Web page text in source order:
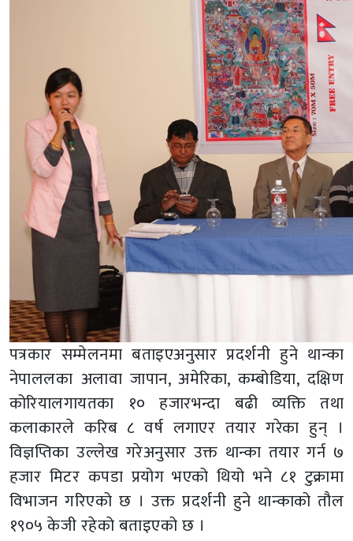
पत्रकार सम्मेलनमा बताइएअनुसार प्रदर्शनी हुने थान्का
नेपाललका अलावा जापान, अमेरिका, कम्बोडिया, दक्षिण
कोरियालगायतका १० हजारभन्दा बढी व्यक्ति तथा
कलाकारले करिब ८ वर्ष लगाएर तयार गरेका हुन् ।
विज्ञप्तिका उल्लेख गरेअनुसार उक्त थान्का तयार गर्न ७
हजार मिटर कपडा प्रयोग भएको थियो भने ८१ टुक्रामा
विभाजन गरिएको छ । उक्त प्रदर्शनी हुने थान्काको तौल
१९०५ केजी रहेको बताइएको छ ।